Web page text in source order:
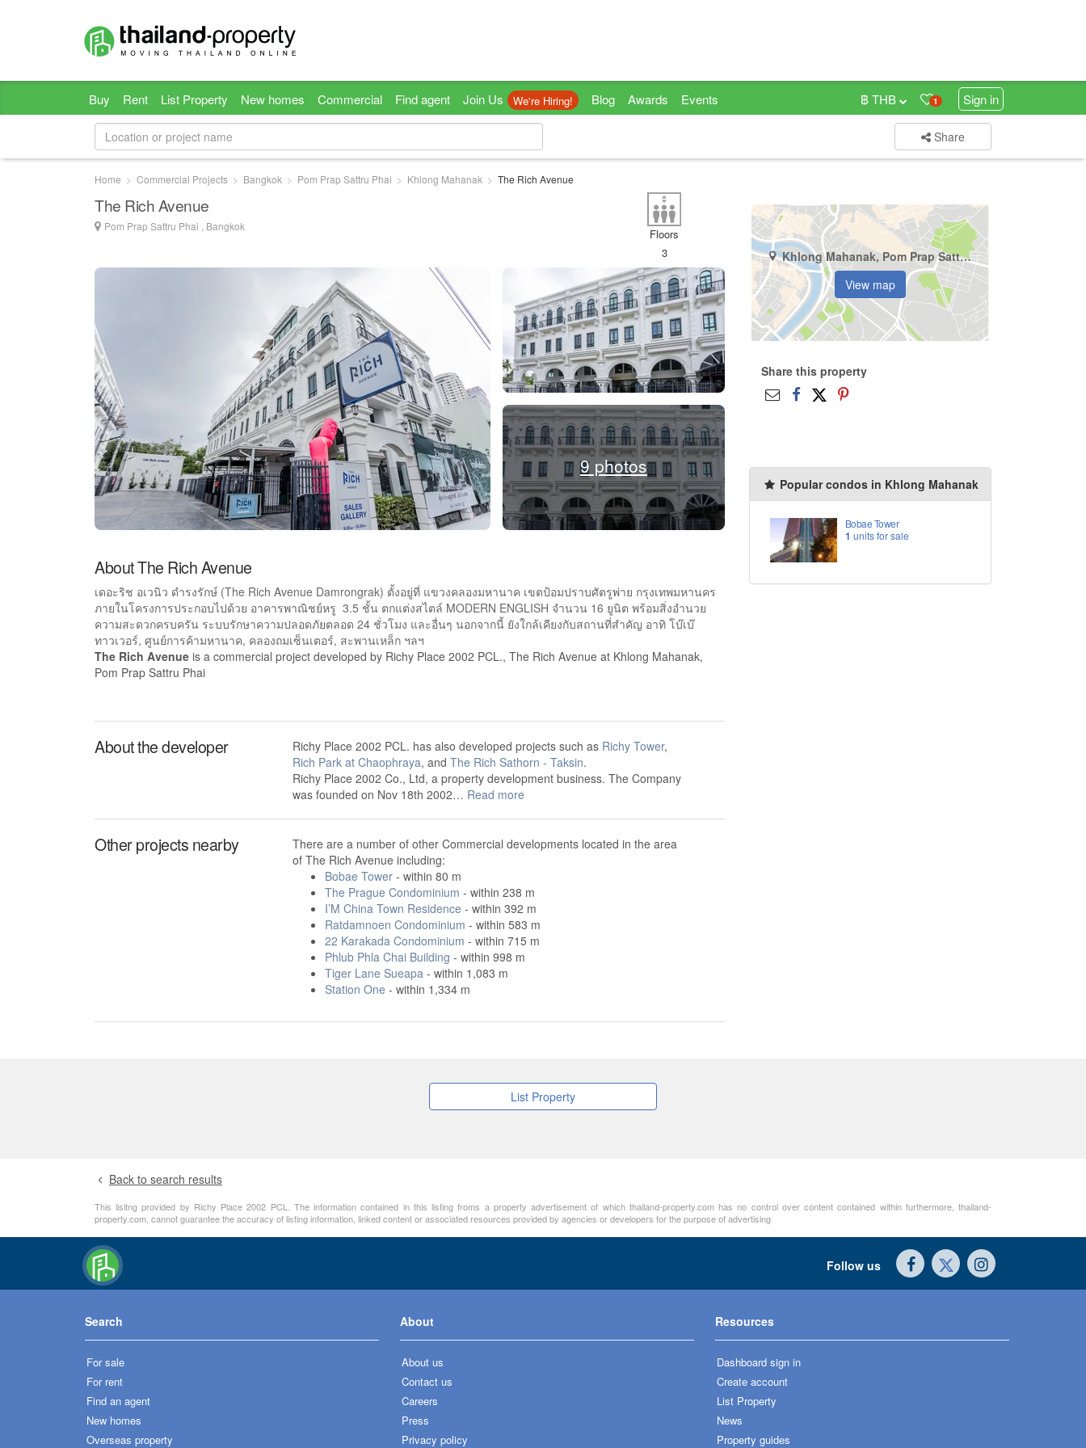
Buy Rent List Property New homes Commercial Find agent Join Us We're Hiring! Blog Awards Events 1 Sign in
฿ THB
Share
Home Commercial Projects Bangkok Pom Prap Sattru Phai Khlong Mahanak The Rich Avenue
The Rich Avenue
Pom Prap Sattru Phai , Bangkok
Floors
3
9 photos
About The Rich Avenue
เดอะริช อเวนิว ดำรงรักษ์ (The Rich Avenue Damrongrak) ตั้งอยู่ที่ แขวงคลองมหานาค เขตป้อมปราบศัตรูพ่าย กรุงเทพมหานคร
ภายในโครงการประกอบไปด้วย อาคารพาณิชย์หรู 3.5 ชั้น ตกแต่งสไตล์ MODERN ENGLISH จำนวน 16 ยูนิต พร้อมสิ่งอำนวย
ความสะดวกครบครัน ระบบรักษาความปลอดภัยตลอด 24 ชั่วโมง และอื่นๆ นอกจากนี้ ยังใกล้เคียงกับสถานที่สำคัญ อาทิ โบ๊เบ๊
ทาวเวอร์, ศูนย์การค้ามหานาค, คลองถมเซ็นเตอร์, สะพานเหล็ก ฯลฯ
The Rich Avenue is a commercial project developed by Richy Place 2002 PCL., The Rich Avenue at Khlong Mahanak,
Pom Prap Sattru Phai
About the developer Richy Place 2002 PCL. has also developed projects such as Richy Tower,
Rich Park at Chaophraya, and The Rich Sathorn - Taksin.
Richy Place 2002 Co., Ltd, a property development business. The Company
was founded on Nov 18th 2002… Read more
Other projects nearby
There are a number of other Commercial developments located in the area
of The Rich Avenue including:
Bobae Tower- within 80 m
The Prague Condominium - within 238 m
I’M China Town Residence - within 392 m
Ratdamnoen Condominium - within 583 m
22 Karakada Condominium - within 715 m
Phlub Phla Chai Building - within 998 m
Tiger Lane Sueapa- within 1,083 m
Station One - within 1,334 m
Khlong Mahanak, Pom Prap Sattru Phai, Bangkok
View map
Share this property
Popular condos in Khlong Mahanak
Bobae Tower
1 units for sale
List Property
Back to search results
This lisitng provided by Richy Place 2002 PCL. The information contained in this listing froms a property advertisement of which thailand-property.com has no control over content contained within furthermore, thailand-
property.com, cannot guarantee the accuracy of listing information, linked content or associated resources provided by agencies or developers for the purpose of advertising
Follow us
Search
For sale
For rent
Find an agent
New homes
Overseas property
About
About us
Contact us
Careers
Press
Privacy policy
Resources
Dashboard sign in
Create account
List Property
News
Property guides